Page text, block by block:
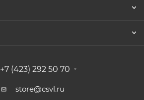
+7 (423) 292 50 70
store@csvl.ru